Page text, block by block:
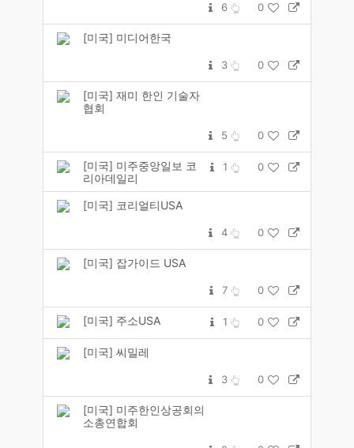
6 0
[미국] 미디어한국
3 0
[미국] 재미 한인 기술자
협회
5 0
[미국] 미주중앙일보 코
리아데일리
1 0
[미국] 코리얼티USA
4 0
[미국] 잡가이드 USA
7 0
[미국] 주소USA 1 0
[미국] 씨밀레
3 0
[미국] 미주한인상공회의
소총연합회